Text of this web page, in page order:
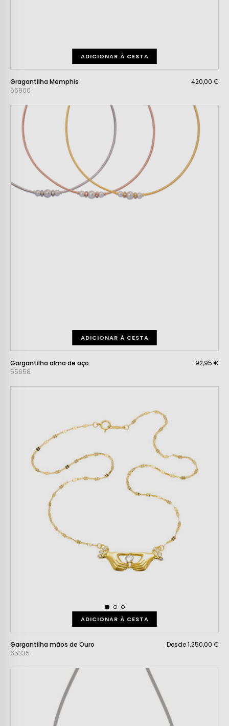
ADICIONAR À CESTA
Gragantilha Memphis
55900
420,00 €
ADICIONAR À CESTA
Gargantilha alma de aço.
55658
92,95 €
ADICIONAR À CESTA
Gargantilha mãos de Ouro
65335
Desde 1.250,00 €